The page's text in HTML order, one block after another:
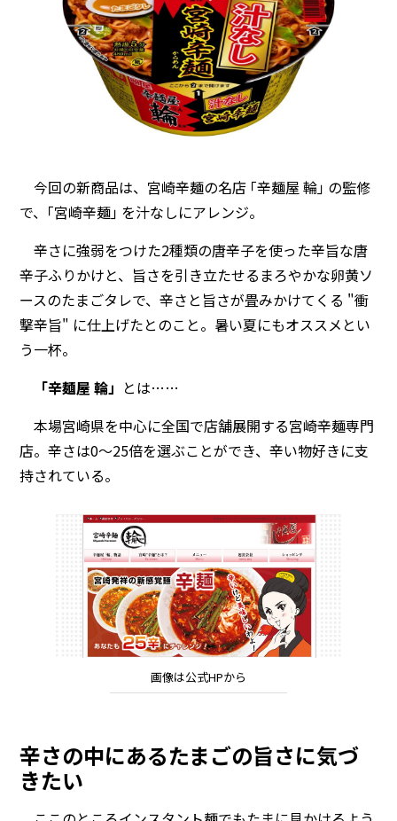
今回の新商品は、宮崎辛麺の名店 ｢辛麺屋 輪｣ の監修
で、｢宮崎辛麺｣ を汁なしにアレンジ。
辛さに強弱をつけた2種類の唐辛子を使った辛旨な唐
辛子ふりかけと、旨さを引き立たせるまろやかな卵黄ソ
ースのたまごタレで、辛さと旨さが畳みかけてくる "衝
撃辛旨" に仕上げたとのこと。暑い夏にもオススメとい
う一杯。
「辛麺屋 輪」 とは……
本場宮崎県を中心に全国で店舗展開する宮崎辛麺専門
店。辛さは0～25倍を選ぶことができ、辛い物好きに支
持されている。
画像は公式HPから
辛さの中にあるたまごの旨さに気づ
きたい